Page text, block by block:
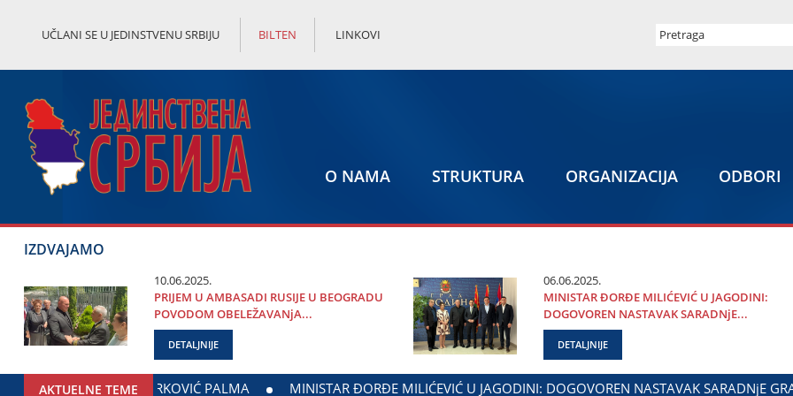
UČLANI SE U JEDINSTVENU SRBIJU BILTEN LINKOVI
O NAMA STRUKTURA ORGANIZACIЈA ODBORI
IZDVAJAMO
10.06.2025.
PRIЈEM U AMBASADI RUSIЈE U BEOGRADU
POVODOM OBELEŽAVANjA...
DETALJNIJE
06.06.2025.
MINISTAR ĐORĐE MILIĆEVIĆ U ЈAGODINI:
DOGOVOREN NASTAVAK SARADNjE...
DETALJNIJE
AKTUELNE TEME
MINISTARSTVA ZADUŽENOG ZA ODNOSE SA DIЈASPOROM DALIBOR MARKOVIĆ NA OBELEŽAVANjU DANA POLICIЈE I